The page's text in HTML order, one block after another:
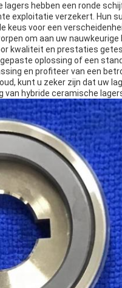
hebben een ronde
exploitatie verzekert. Hun
voor een
om aan uw
kwaliteit en prestaties
oplossing of een
en profiteer van een
kunt u zeker zijn dat uw
van hybride ceramische